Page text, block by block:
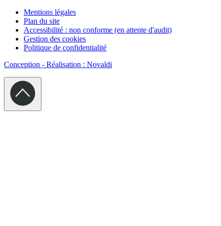
Mentions légales
Plan du site
Accessibilité : non conforme (en attente d'audit)
Gestion des cookies
Politique de confidentialité
Conception - Réalisation : Novaldi